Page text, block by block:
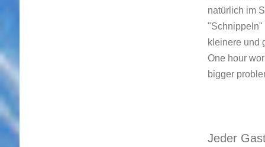
natürlich im
"Schnippeln"
kleinere und
One hour
bigger
Jeder